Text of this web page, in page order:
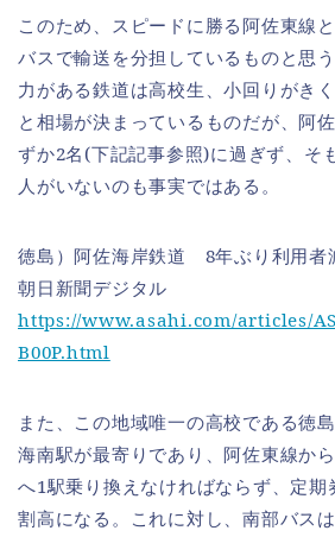
このため、スピードに勝る阿佐東線
バスで輸送を分担しているものと思
力がある鉄道は高校生、小回りがき
と相場が決まっているものだが、阿
ずか2名(下記記事参照)に過ぎず、そ
人がいないのも事実ではある。
徳島）阿佐海岸鉄道 8年ぶり利用者
朝日新聞デジタル
https://www.asahi.com/articles/
B00P.html
また、この地域唯一の高校である徳
海南駅が最寄りであり、阿佐東線か
へ1駅乗り換えなければならず、定期
割高になる。これに対し、南部バス